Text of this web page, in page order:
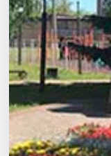
Артисты
Рейтинги